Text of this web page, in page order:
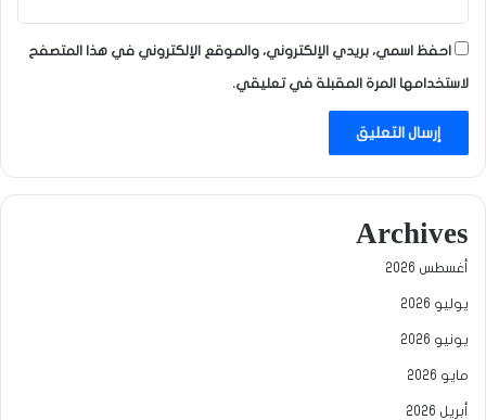
احفظ اسمي، بريدي الإلكتروني، والموقع الإلكتروني في هذا المتصفح
لاستخدامها المرة المقبلة في تعليقي.
Archives
أغسطس 2026
يوليو 2026
يونيو 2026
مايو 2026
أبريل 2026